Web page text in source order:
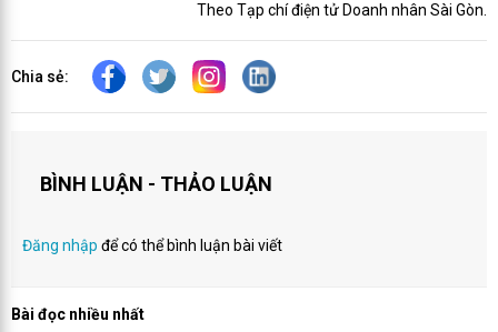
Theo Tạp chí điện tử Doanh nhân Sài Gòn.
Chia sẻ:
BÌNH LUẬN - THẢO LUẬN
Đăng nhập để có thể bình luận bài viết
Bài đọc nhiều nhất